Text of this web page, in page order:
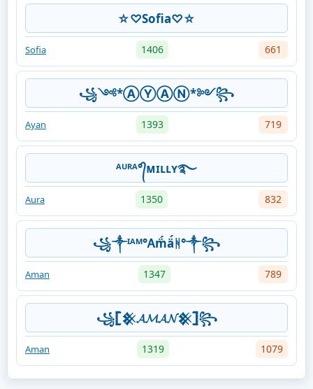
☆♡Sofia♡☆
Sofia 1406 661
꧁༺*ⒶⓎⒶⓃ*༻꧂
Ayan 1393 719
ᴬᵁᴿᴬ°᭄ᴍɪʟʟʏ࿐
Aura 1350 832
꧁༒ᴵᴬᴹ°Ꭺm̈́ä́ᚻ°༒꧂
Aman 1347 789
꧁𓊈𒆜𝓐𝓜𝓐𝓝𒆜𓊉꧂
Aman 1319 1079